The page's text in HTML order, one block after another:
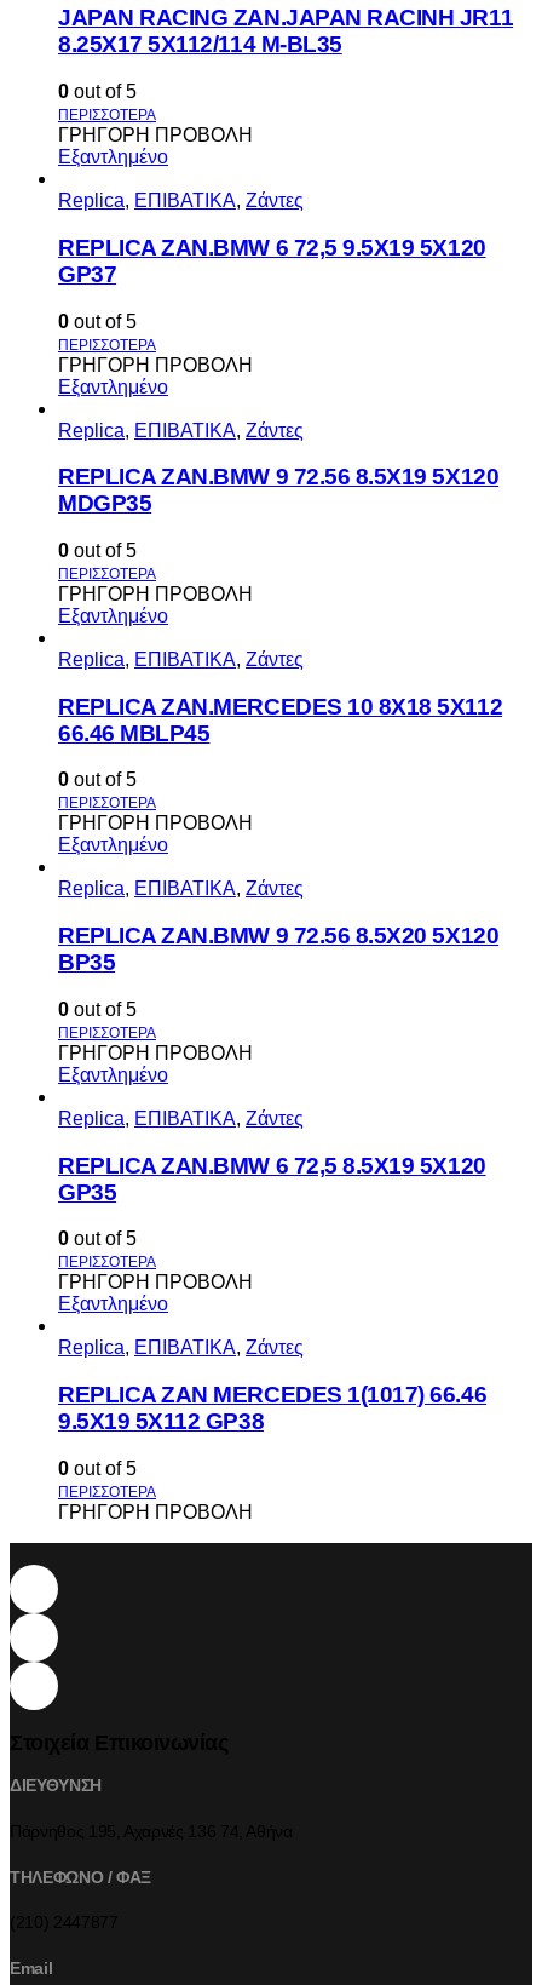
JAPAN RACING ZAN.JAPAN RACINH JR11
8.25X17 5X112/114 M-BL35
0 out of 5
ΓΡΗΓΟΡΗ ΠΡΟΒΟΛΗ
Εξαντλημένο
Replica, ΕΠΙΒΑΤΙΚΑ, Ζάντες
REPLICA ZAN.BMW 6 72,5 9.5X19 5X120
GP37
0 out of 5
ΓΡΗΓΟΡΗ ΠΡΟΒΟΛΗ
Εξαντλημένο
Replica, ΕΠΙΒΑΤΙΚΑ, Ζάντες
REPLICA ZAN.BMW 9 72.56 8.5X19 5X120
MDGP35
0 out of 5
ΓΡΗΓΟΡΗ ΠΡΟΒΟΛΗ
Εξαντλημένο
Replica, ΕΠΙΒΑΤΙΚΑ, Ζάντες
REPLICA ZAN.MERCEDES 10 8X18 5X112
66.46 MBLP45
0 out of 5
ΓΡΗΓΟΡΗ ΠΡΟΒΟΛΗ
Εξαντλημένο
Replica, ΕΠΙΒΑΤΙΚΑ, Ζάντες
REPLICA ZAN.BMW 9 72.56 8.5X20 5X120
BP35
0 out of 5
ΓΡΗΓΟΡΗ ΠΡΟΒΟΛΗ
Εξαντλημένο
Replica, ΕΠΙΒΑΤΙΚΑ, Ζάντες
REPLICA ZAN.BMW 6 72,5 8.5X19 5X120
GP35
0 out of 5
ΓΡΗΓΟΡΗ ΠΡΟΒΟΛΗ
Εξαντλημένο
Replica, ΕΠΙΒΑΤΙΚΑ, Ζάντες
REPLICA ZAN MERCEDES 1(1017) 66.46
9.5X19 5X112 GP38
0 out of 5
ΓΡΗΓΟΡΗ ΠΡΟΒΟΛΗ
ΔΙΕΥΘΥΝΣΗ
ΤΗΛΕΦΩΝΟ / ΦΑΞ
Email